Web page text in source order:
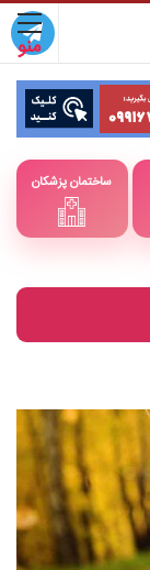
ساختمان پزشکان